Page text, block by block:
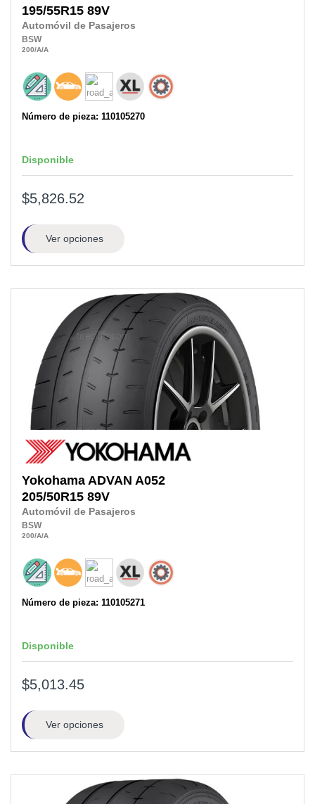
195/55R15 89V
Automóvil de Pasajeros
BSW
200/A/A
Número de pieza: 110105270
Disponible
$5,826.52
Ver opciones
Yokohama ADVAN A052
205/50R15 89V
Automóvil de Pasajeros
BSW
200/A/A
Número de pieza: 110105271
Disponible
$5,013.45
Ver opciones